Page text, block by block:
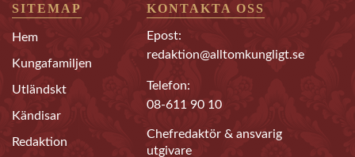
SITEMAP
Hem
Kungafamiljen
Utländskt
Kändisar
Redaktion
KONTAKTA OSS
Epost:
redaktion@alltomkungligt.se
Telefon:
08-611 90 10
Chefredaktör & ansvarig
utgivare